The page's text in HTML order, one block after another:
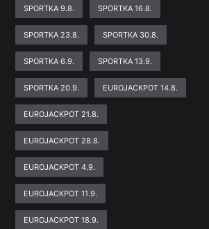
SPORTKA 9.8. SPORTKA 16.8.
SPORTKA 23.8. SPORTKA 30.8.
SPORTKA 6.9. SPORTKA 13.9.
SPORTKA 20.9. EUROJACKPOT 14.8.
EUROJACKPOT 21.8.
EUROJACKPOT 28.8.
EUROJACKPOT 4.9.
EUROJACKPOT 11.9.
EUROJACKPOT 18.9.